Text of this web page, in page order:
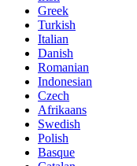
Greek
Turkish
Italian
Danish
Romanian
Indonesian
Czech
Afrikaans
Swedish
Polish
Basque